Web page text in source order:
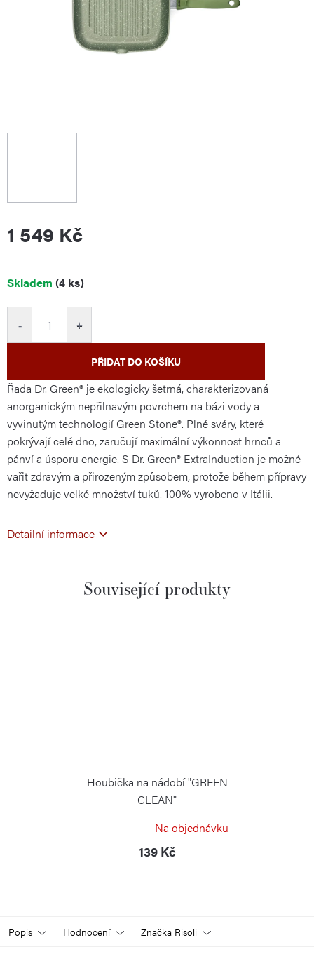
1 549 Kč
Měrná
Skladem (4 ks)
+
−
PŘIDAT DO KOŠÍKU
Řada Dr. Green® je ekologicky šetrná, charakterizovaná
anorganickým nepřilnavým povrchem na bázi vody a
vyvinutým technologií Green Stone®. Plné sváry, které
pokrývají celé dno, zaručují maximální výkonnost hrnců a
pánví a úsporu energie. S Dr. Green® ExtraInduction je možné
vařit zdravým a přirozeným způsobem, protože během přípravy
nevyžaduje velké množství tuků. 100% vyrobeno v Itálii.
Detailní informace
Související produkty
Houbička na nádobí "GREEN
CLEAN"
Na objednávku
139 Kč
Popis Hodnocení Značka Risoli